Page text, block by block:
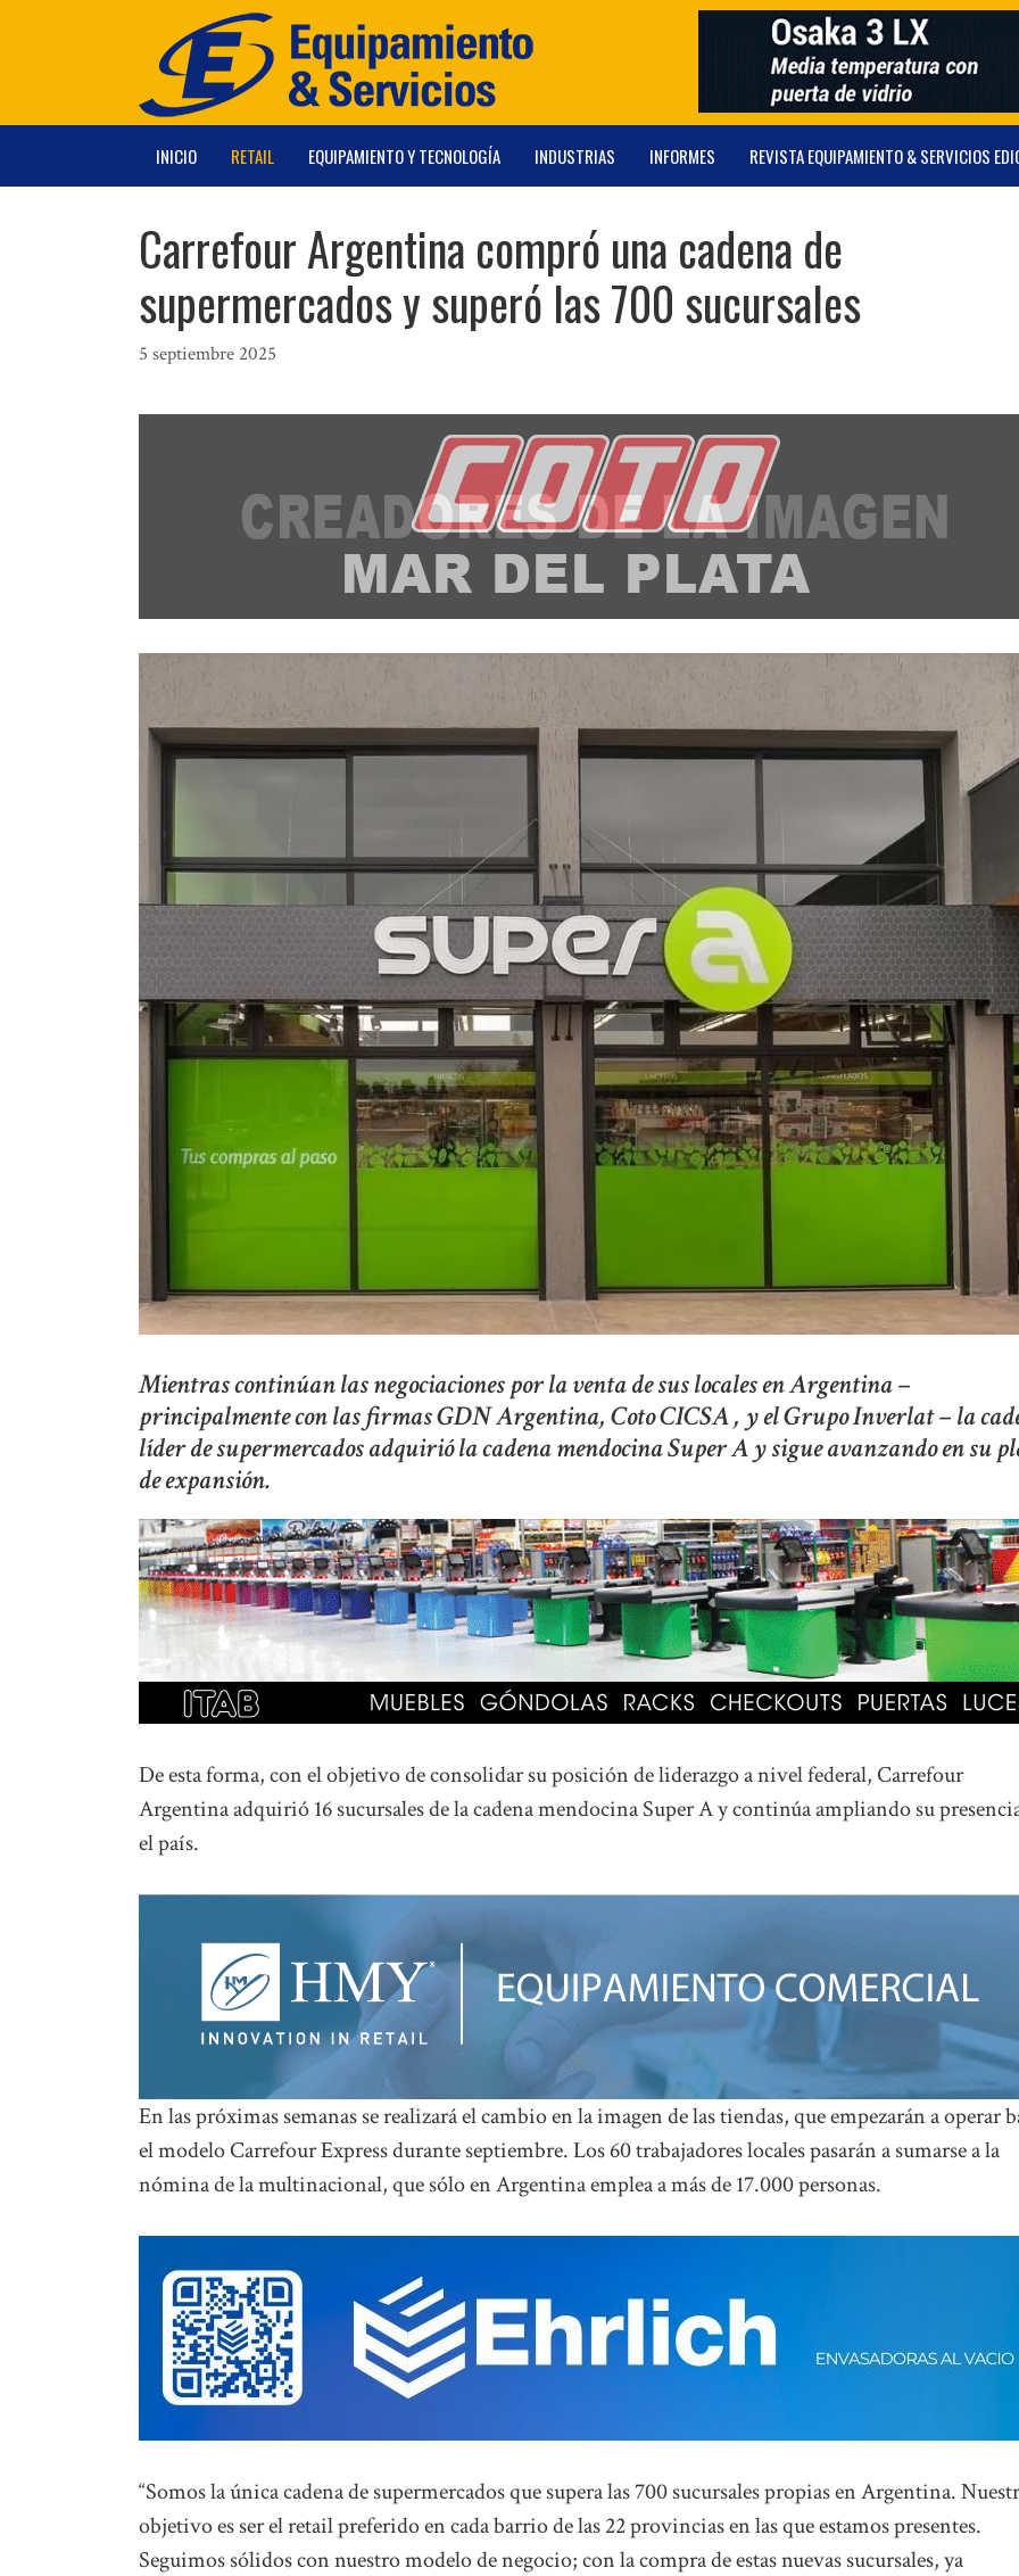
INICIO RETAIL EQUIPAMIENTO Y TECNOLOGÍA INDUSTRIAS INFORMES REVISTA EQUIPAMIENTO & SERVICIOS
Carrefour Argentina compró una cadena de
supermercados y superó las 700 sucursales
5 septiembre 2025
Mientras continúan las negociaciones por la venta de sus locales en Argentina –
principalmente con las firmas GDN Argentina, Coto CICSA , y el Grupo Inverlat – la
líder de supermercados adquirió la cadena mendocina Super A y sigue avanzando en su
de expansión.
De esta forma, con el objetivo de consolidar su posición de liderazgo a nivel federal, Carrefour
Argentina adquirió 16 sucursales de la cadena mendocina Super A y continúa ampliando su
el país.
En las próximas semanas se realizará el cambio en la imagen de las tiendas, que empezarán a operar
el modelo Carrefour Express durante septiembre. Los 60 trabajadores locales pasarán a sumarse a la
nómina de la multinacional, que sólo en Argentina emplea a más de 17.000 personas.
“Somos la única cadena de supermercados que supera las 700 sucursales propias en Argentina.
objetivo es ser el retail preferido en cada barrio de las 22 provincias en las que estamos presentes.
Seguimos sólidos con nuestro modelo de negocio; con la compra de estas nuevas sucursales, ya